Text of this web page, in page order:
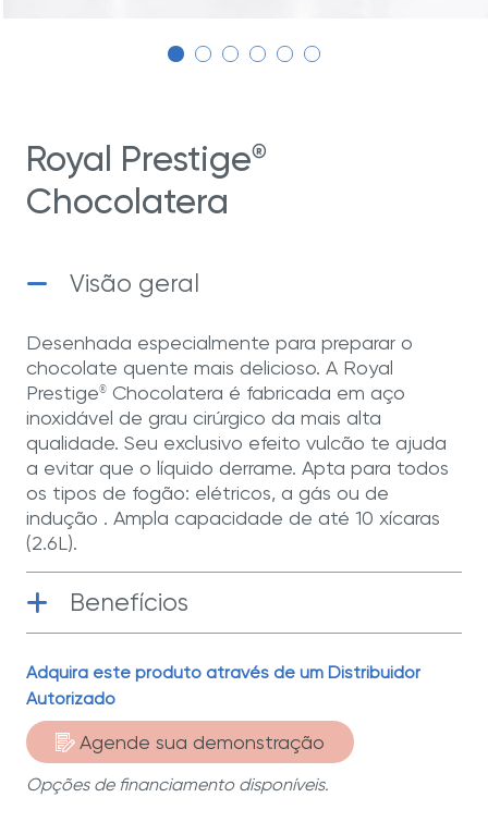
Royal Prestige®
Chocolatera
Visão geral
Desenhada especialmente para preparar o
chocolate quente mais delicioso. A Royal
Prestige® Chocolatera é fabricada em aço
inoxidável de grau cirúrgico da mais alta
qualidade. Seu exclusivo efeito vulcão te ajuda
a evitar que o líquido derrame. Apta para todos
os tipos de fogão: elétricos, a gás ou de
indução . Ampla capacidade de até 10 xícaras
(2.6L).
Benefícios
Aço Inoxidável de Grau Cirúrgico|
Até 50 Anos de Garantia Limitada
acompanharão em muitas receitas
deliciosas para compartilhar com quem
Adquira este produto através de um Distribuidor
Autorizado
Agende sua demonstração
Opções de financiamento disponíveis.